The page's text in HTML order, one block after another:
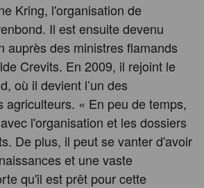
Kring, l'organisation de
Il est ensuite devenu
auprès des ministres flamands
Crevits. En 2009, il rejoint le
où il devient l’un des
agriculteurs. « En peu de temps,
l'organisation et les dossiers
De plus, il peut se vanter d'avoir
et une vaste
qu'il est prêt pour cette